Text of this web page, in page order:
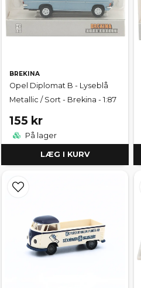
BREKINA
Opel Diplomat B - Lyseblå
Metallic / Sort - Brekina - 1:87
155 kr
På lager
LÆG I KURV